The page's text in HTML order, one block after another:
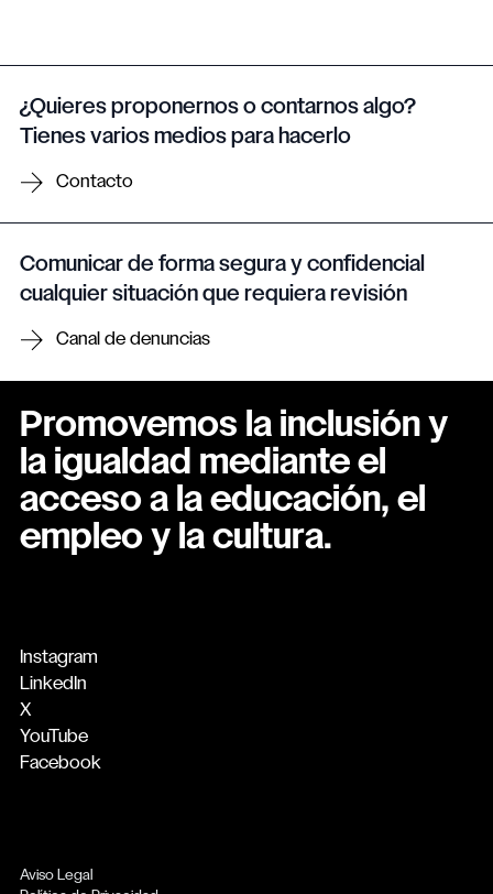
¿Quieres proponernos o contarnos algo?
Tienes varios medios para hacerlo
Contacto
Comunicar de forma segura y confidencial
cualquier situación que requiera revisión
Canal de denuncias
Promovemos la inclusión y
la igualdad mediante el
acceso a la educación, el
empleo y la cultura.
Instagram
LinkedIn
X
YouTube
Facebook
Aviso Legal